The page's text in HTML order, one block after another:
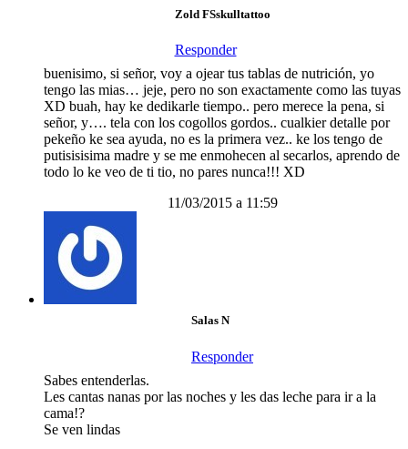
Zold FSskulltattoo
Responder
buenisimo, si señor, voy a ojear tus tablas de nutrición, yo
tengo las mias… jeje, pero no son exactamente como las tuyas
XD buah, hay ke dedikarle tiempo.. pero merece la pena, si
señor, y…. tela con los cogollos gordos.. cualkier detalle por
pekeño ke sea ayuda, no es la primera vez.. ke los tengo de
putisisisima madre y se me enmohecen al secarlos, aprendo de
todo lo ke veo de ti tio, no pares nunca!!! XD
11/03/2015 a 11:59
Salas N
Responder
Sabes entenderlas.
Les cantas nanas por las noches y les das leche para ir a la
cama!?
Se ven lindas